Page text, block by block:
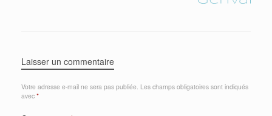
Laisser un commentaire
Votre adresse e-mail ne sera pas publiée. Les champs obligatoires sont indiqués
avec *